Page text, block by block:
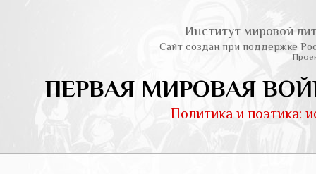
Институт мировой
Сайт создан при поддержке
ПЕРВАЯ МИРОВАЯ
Политика и поэтика: